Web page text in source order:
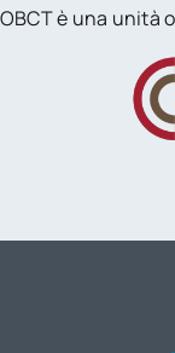
OBCT è una unità